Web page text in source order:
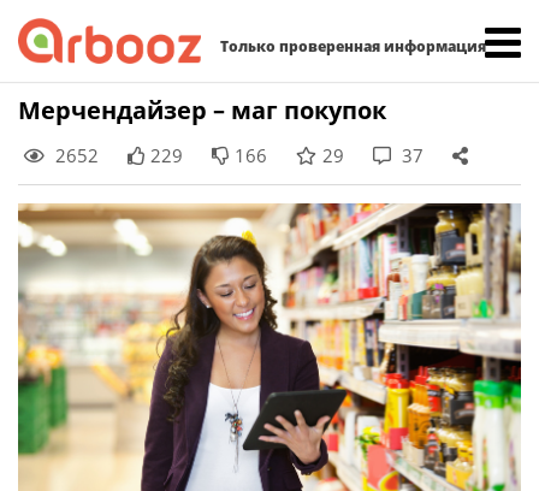
Только проверенная информация
Skip
content
Мерчендайзер – маг покупок
2652 229 166 29 37
Найти: